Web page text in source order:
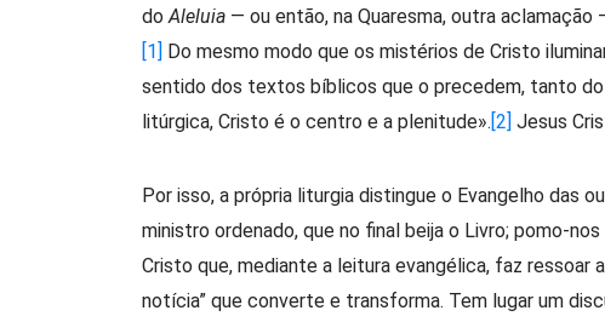
do Aleluia — ou então, na Quaresma, outra
[1] Do mesmo modo que os mistérios de Cristo
sentido dos textos bíblicos que o precedem, tanto
litúrgica, Cristo é o centro e a plenitude».[2] Jesus
Por isso, a própria liturgia distingue o Evangelho das
ministro ordenado, que no final beija o Livro; pomo-
Cristo que, mediante a leitura evangélica, faz ressoar
notícia” que converte e transforma. Tem lugar um